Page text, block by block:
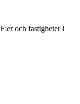
och fastigheter i